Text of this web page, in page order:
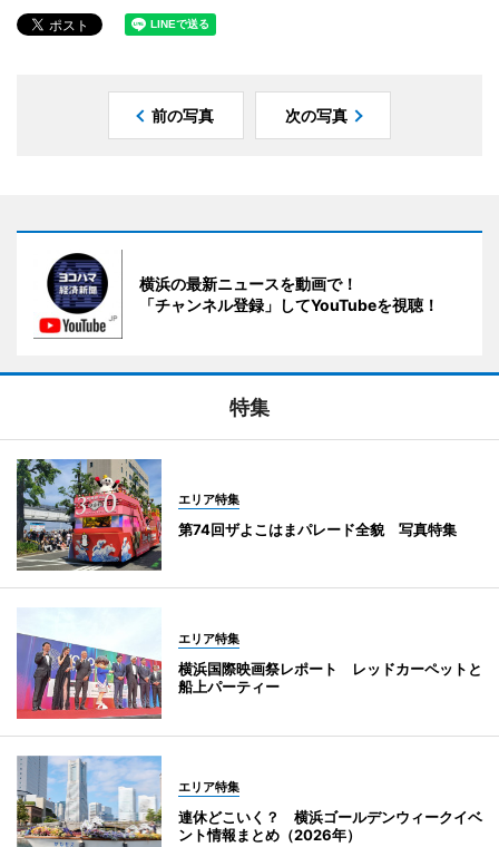
前の写真 次の写真
横浜の最新ニュースを動画で！
「チャンネル登録」してYouTubeを視聴！
特集
エリア特集
第74回ザよこはまパレード全貌 写真特集
エリア特集
横浜国際映画祭レポート レッドカーペットと
船上パーティー
エリア特集
連休どこいく？ 横浜ゴールデンウィークイベ
ント情報まとめ（2026年）